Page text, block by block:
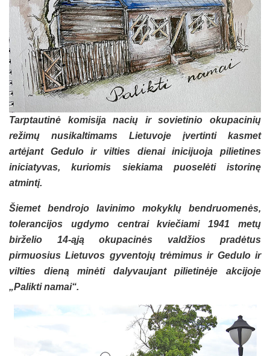
Tarptautinė komisija nacių ir sovietinio okupacinių
režimų nusikaltimams Lietuvoje įvertinti kasmet
artėjant Gedulo ir vilties dienai inicijuoja pilietines
iniciatyvas, kuriomis siekiama puoselėti istorinę
atmintį.
Šiemet bendrojo lavinimo mokyklų bendruomenės,
tolerancijos ugdymo centrai kviečiami 1941 metų
birželio 14-ąją okupacinės valdžios pradėtus
pirmuosius Lietuvos gyventojų trėmimus ir Gedulo ir
vilties dieną minėti dalyvaujant pilietinėje akcijoje
„Palikti namai“.